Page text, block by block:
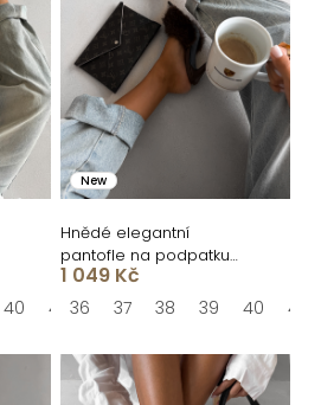
40 41
New
Hnědé elegantní
pantofle na podpatku
TOREN s peřím
1 049 Kč
36 37 38 39 40 41